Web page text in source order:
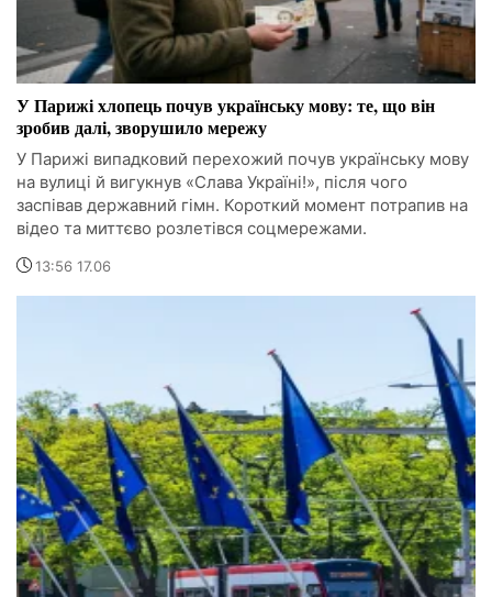
У Парижі хлопець почув українську мову: те, що він
зробив далі, зворушило мережу
У Парижі випадковий перехожий почув українську мову
на вулиці й вигукнув «Слава Україні!», після чого
заспівав державний гімн. Короткий момент потрапив на
відео та миттєво розлетівся соцмережами.
13:56 17.06